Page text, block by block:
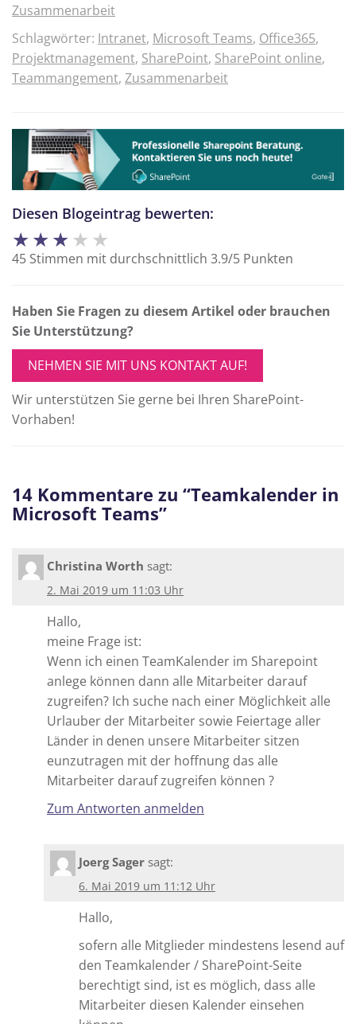
Zusammenarbeit
Schlagwörter: Intranet, Microsoft Teams, Office365,
Projektmanagement, SharePoint, SharePoint online,
Teammangement, Zusammenarbeit
Diesen Blogeintrag bewerten:
★★★★ ★
45 Stimmen mit durchschnittlich 3.9/5 Punkten
Haben Sie Fragen zu diesem Artikel oder brauchen
Sie Unterstützung?
NEHMEN SIE MIT UNS KONTAKT AUF!
Wir unterstützen Sie gerne bei Ihren SharePoint-
Vorhaben!
14 Kommentare zu “Teamkalender in
Microsoft Teams”
Christina Worth sagt:
2. Mai 2019 um 11:03 Uhr
Hallo,
meine Frage ist:
Wenn ich einen TeamKalender im Sharepoint
anlege können dann alle Mitarbeiter darauf
zugreifen? Ich suche nach einer Möglichkeit alle
Urlauber der Mitarbeiter sowie Feiertage aller
Länder in denen unsere Mitarbeiter sitzen
eunzutragen mit der hoffnung das alle
Mitarbeiter darauf zugreifen können ?
Zum Antworten anmelden
Joerg Sager sagt:
6. Mai 2019 um 11:12 Uhr
Hallo,
sofern alle Mitglieder mindestens lesend auf
den Teamkalender / SharePoint-Seite
berechtigt sind, ist es möglich, dass alle
Mitarbeiter diesen Kalender einsehen